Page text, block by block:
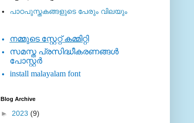
പാഠപുസ്തകങ്ങളുടെ പേരും വിലയും
നമ്മുടെ സ്റ്റേറ്റ് കമ്മിറ്റി
സമസ്ത പ്രസിദ്ധീകരണങ്ങള്‍
പോസ്റ്റര്‍
install malayalam font
Blog Archive
► 2023 (9)